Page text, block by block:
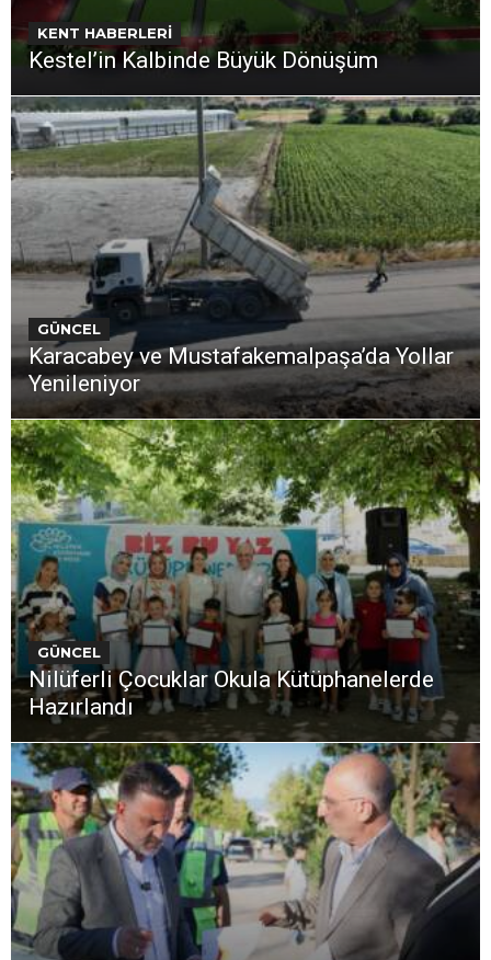
KENT HABERLERİ
Kestel’in Kalbinde Büyük Dönüşüm
GÜNCEL
Karacabey ve Mustafakemalpaşa’da Yollar
Yenileniyor
GÜNCEL
Nilüferli Çocuklar Okula Kütüphanelerde
Hazırlandı